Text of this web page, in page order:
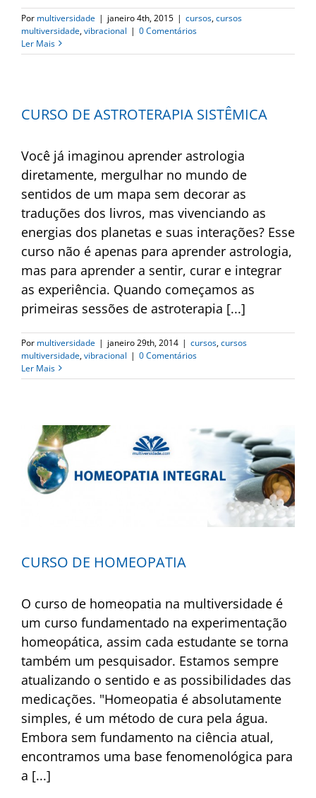
Por multiversidade | janeiro 4th, 2015 | cursos,cursos
multiversidade,vibracional | 0 Comentários
Ler Mais
CURSO DE ASTROTERAPIA SISTÊMICA
Você já imaginou aprender astrologia
diretamente, mergulhar no mundo de
sentidos de um mapa sem decorar as
traduções dos livros, mas vivenciando as
energias dos planetas e suas interações? Esse
curso não é apenas para aprender astrologia,
mas para aprender a sentir, curar e integrar
as experiência. Quando começamos as
primeiras sessões de astroterapia [...]
Por multiversidade | janeiro 29th, 2014 | cursos,cursos
multiversidade,vibracional | 0 Comentários
Ler Mais
CURSO DE HOMEOPATIA
O curso de homeopatia na multiversidade é
um curso fundamentado na experimentação
homeopática, assim cada estudante se torna
também um pesquisador. Estamos sempre
atualizando o sentido e as possibilidades das
medicações. "Homeopatia é absolutamente
simples, é um método de cura pela água.
Embora sem fundamento na ciência atual,
encontramos uma base fenomenológica para
a [...]